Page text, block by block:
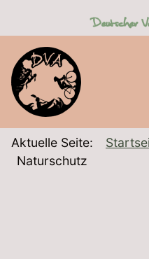
SKIP TO MAIN
Aktuelle Seite:
Naturschutz